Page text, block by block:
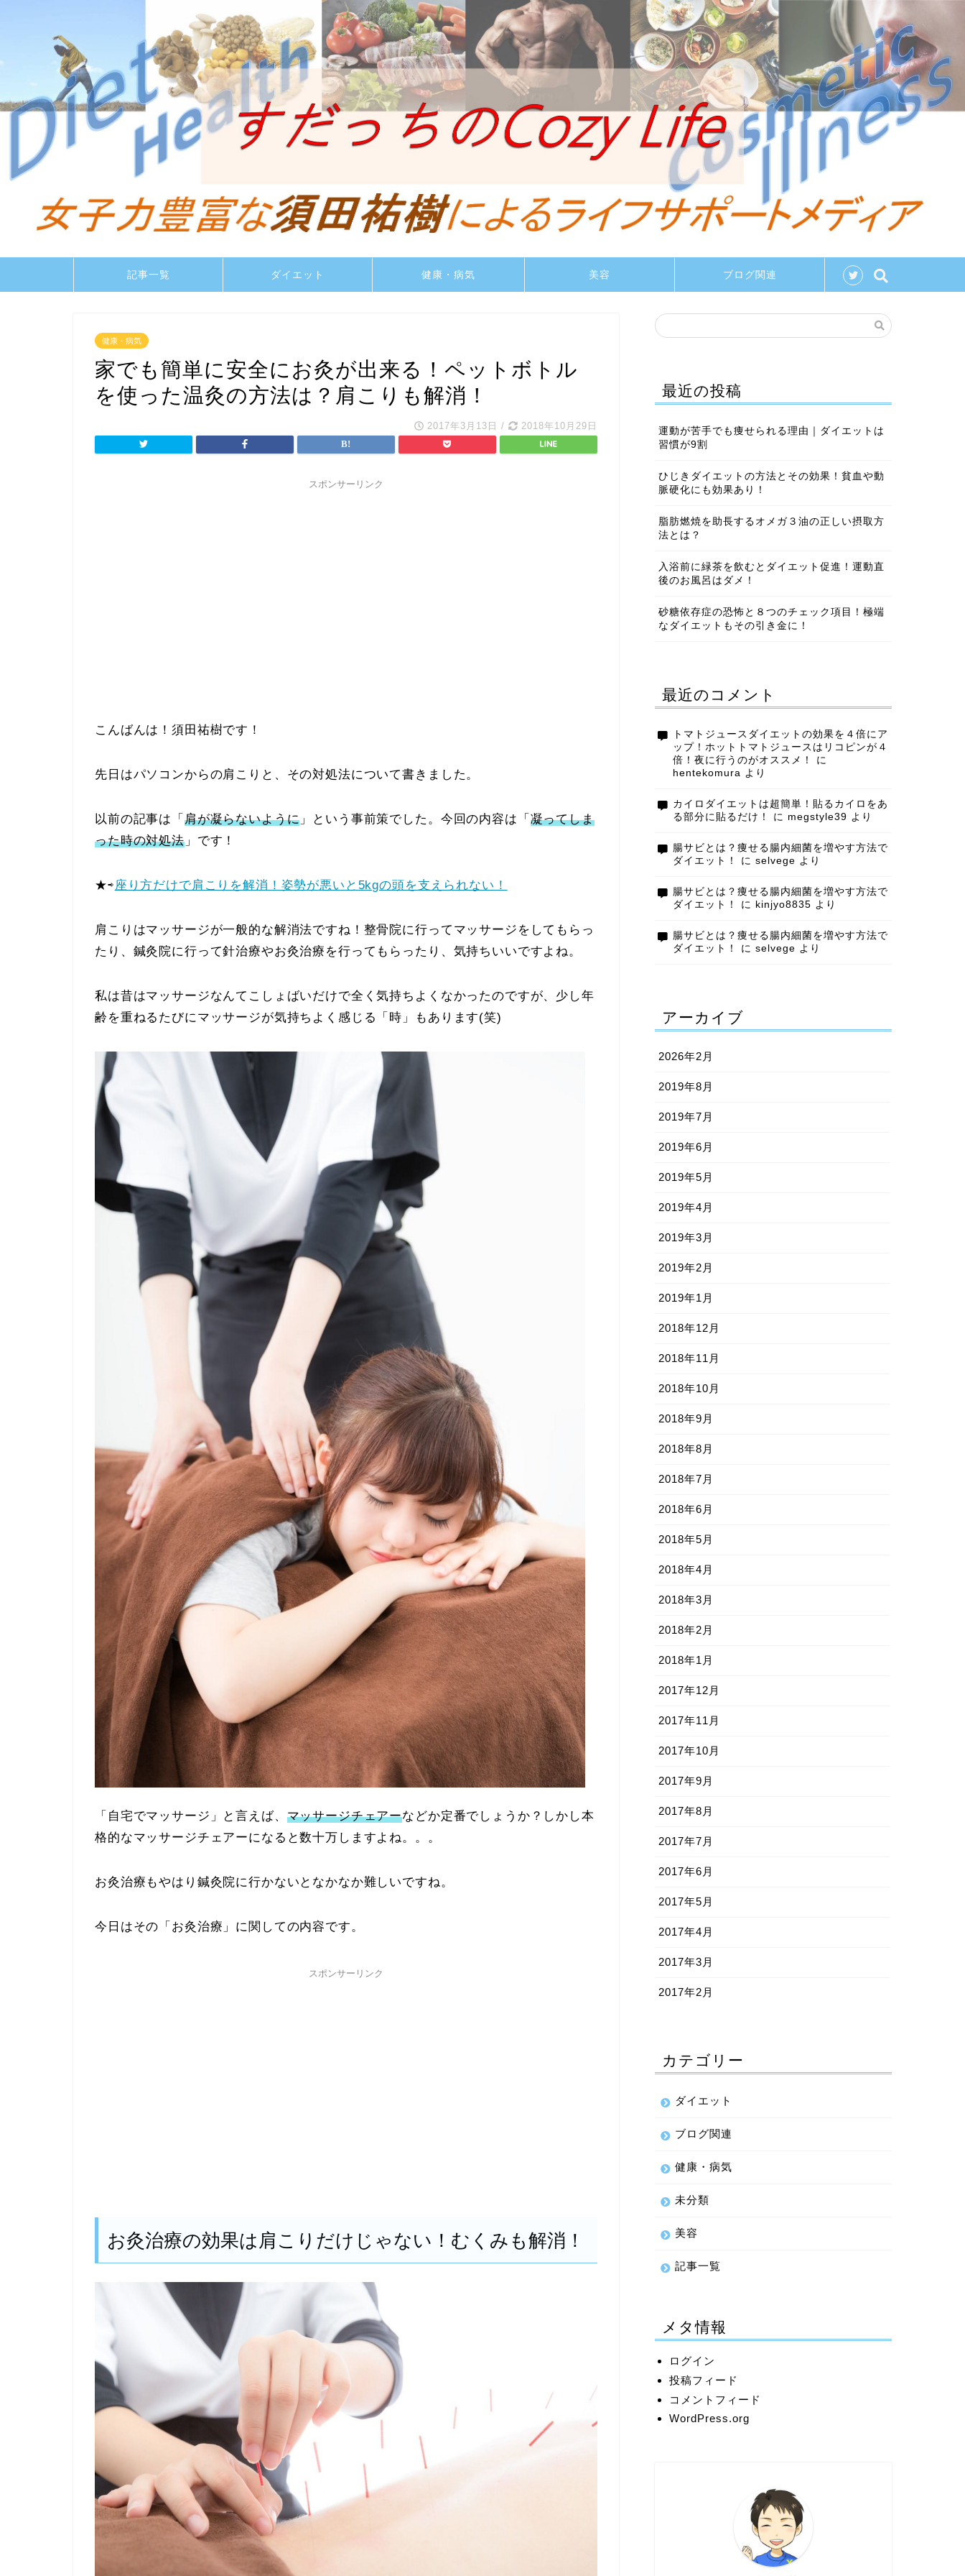
記事一覧 ダイエット 健康・病気 美容 ブログ関連
健康・病気
家でも簡単に安全にお灸が出来る！ペットボトル
を使った温灸の方法は？肩こりも解消！
2017年3月13日 / 2018年10月29日
スポンサーリンク
こんばんは！須田祐樹です！
先日はパソコンからの肩こりと、その対処法について書きました。
以前の記事は「 肩が凝らないように 」という事前策でした。今回の内容は「 凝ってしま
った時の対処法」です！
★⇨座り方だけで肩こりを解消！姿勢が悪いと5kgの頭を支えられない！
肩こりはマッサージが一般的な解消法ですね！整骨院に行ってマッサージをしてもらっ
たり、鍼灸院に行って針治療やお灸治療を行ってもらったり、気持ちいいですよね。
私は昔はマッサージなんてこしょばいだけで全く気持ちよくなかったのですが、少し年
齢を重ねるたびにマッサージが気持ちよく感じる「時」もあります(笑)
「自宅でマッサージ」と言えば、 マッサージチェアーなどか定番でしょうか？しかし本
格的なマッサージチェアーになると数十万しますよね。。。
お灸治療もやはり鍼灸院に行かないとなかなか難しいですね。
今日はその「お灸治療」に関しての内容です。
スポンサーリンク
お灸治療の効果は肩こりだけじゃない！むくみも解消！
最近の投稿
運動が苦手でも痩せられる理由｜ダイエットは
習慣が9割
ひじきダイエットの方法とその効果！貧血や動
脈硬化にも効果あり！
脂肪燃焼を助長するオメガ３油の正しい摂取方
法とは？
入浴前に緑茶を飲むとダイエット促進！運動直
後のお風呂はダメ！
砂糖依存症の恐怖と８つのチェック項目！極端
なダイエットもその引き金に！
最近のコメント
トマトジュースダイエットの効果を４倍にア
ップ！ホットトマトジュースはリコピンが４
倍！夜に行うのがオススメ！
に
hentekomura より
カイロダイエットは超簡単！貼るカイロをあ
る部分に貼るだけ！
に megstyle39 より
腸サビとは？痩せる腸内細菌を増やす方法で
ダイエット！
に selvege より
腸サビとは？痩せる腸内細菌を増やす方法で
ダイエット！
に kinjyo8835 より
腸サビとは？痩せる腸内細菌を増やす方法で
ダイエット！
に selvege より
アーカイブ
2026年2月
2019年8月
2019年7月
2019年6月
2019年5月
2019年4月
2019年3月
2019年2月
2019年1月
2018年12月
2018年11月
2018年10月
2018年9月
2018年8月
2018年7月
2018年6月
2018年5月
2018年4月
2018年3月
2018年2月
2018年1月
2017年12月
2017年11月
2017年10月
2017年9月
2017年8月
2017年7月
2017年6月
2017年5月
2017年4月
2017年3月
2017年2月
カテゴリー
ダイエット
ブログ関連
健康・病気
未分類
美容
記事一覧
メタ情報
ログイン
投稿フィード
コメントフィード
WordPress.org